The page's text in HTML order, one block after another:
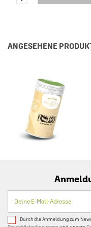
ANGESEHENE
Durch die Anmeldung zum